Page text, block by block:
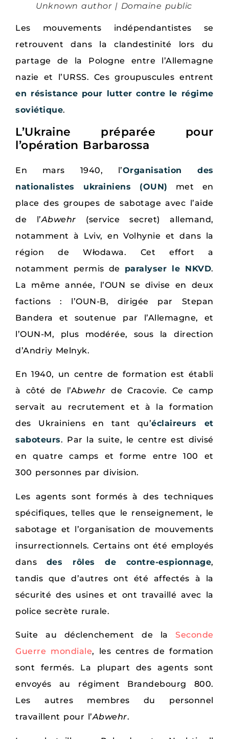
Unknown author | Domaine public
Les mouvements indépendantistes se
retrouvent dans la clandestinité lors du
partage de la Pologne entre l’Allemagne
nazie et l’URSS. Ces groupuscules entrent
en résistance pour lutter contre le régime
soviétique.
L’Ukraine préparée pour
l’opération Barbarossa
En mars 1940, l’Organisation des
nationalistes ukrainiens (OUN) met en
place des groupes de sabotage avec l’aide
de l’Abwehr (service secret) allemand,
notamment à Lviv, en Volhynie et dans la
région de Włodawa. Cet effort a
notamment permis de paralyser le NKVD.
La même année, l’OUN se divise en deux
factions : l’OUN-B, dirigée par Stepan
Bandera et soutenue par l’Allemagne, et
l’OUN-M, plus modérée, sous la direction
d’Andriy Melnyk.
En 1940, un centre de formation est établi
à côté de l’Abwehrde Cracovie. Ce camp
servait au recrutement et à la formation
des Ukrainiens en tant qu’éclaireurs et
saboteurs. Par la suite, le centre est divisé
en quatre camps et forme entre 100 et
300 personnes par division.
Les agents sont formés à des techniques
spécifiques, telles que le renseignement, le
sabotage et l’organisation de mouvements
insurrectionnels. Certains ont été employés
dans des rôles de contre-espionnage,
tandis que d’autres ont été affectés à la
sécurité des usines et ont travaillé avec la
police secrète rurale.
Suite au déclenchement de laSeconde
Guerre mondiale, les centres de formation
sont fermés. La plupart des agents sont
envoyés au régiment Brandebourg 800.
Les autres membres du personnel
travaillent pour l’Abwehr.